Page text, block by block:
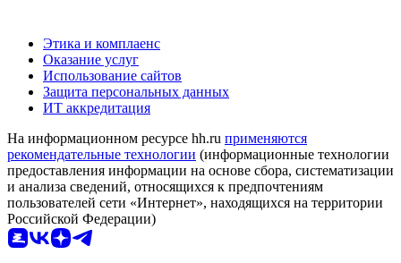
Этика и комплаенс
Оказание услуг
Использование сайтов
Защита персональных данных
ИТ аккредитация
На информационном ресурсе hh.ru применяются
рекомендательные технологии (информационные технологии
предоставления информации на основе сбора, систематизации
и анализа сведений, относящихся к предпочтениям
пользователей сети «Интернет», находящихся на территории
Российской Федерации)